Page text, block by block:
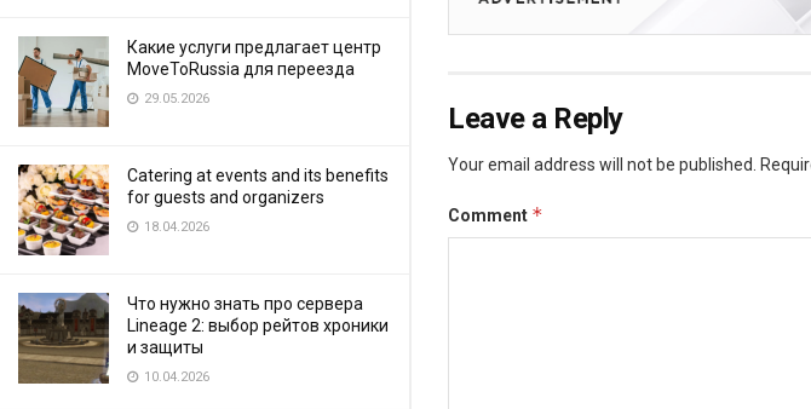
Какие услуги предлагает центр
MoveToRussia для переезда
29.05.2026
Catering at events and its benefits
for guests and organizers
18.04.2026
Что нужно знать про сервера
Lineage 2: выбор рейтов хроники
и защиты
10.04.2026
Leave a Reply
Your email address will not be published.
Comment *